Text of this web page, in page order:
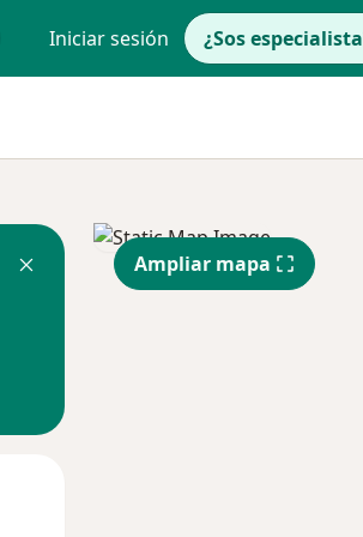
Iniciar sesión ¿Sos
Ampliar mapa